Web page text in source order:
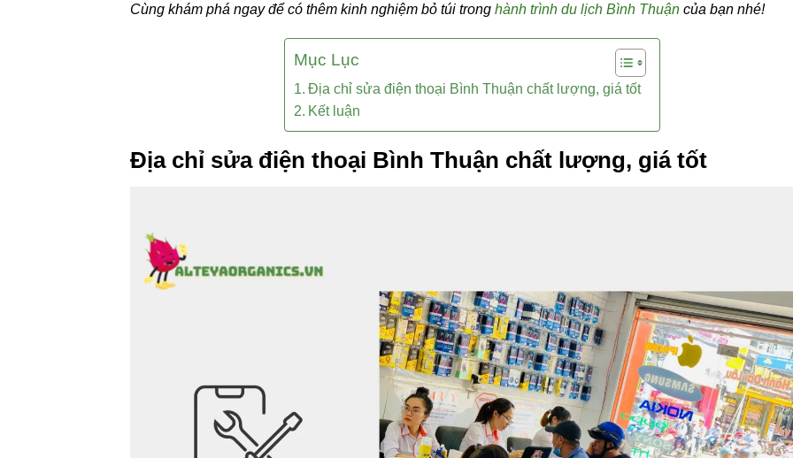
Cùng khám phá ngay để có thêm kinh nghiệm bỏ túi trong hành trình du lịch Bình Thuận của bạn nhé!
Mục Lục
Địa chỉ sửa điện thoại Bình Thuận chất lượng, giá tốt
Kết luận
Địa chỉ sửa điện thoại Bình Thuận chất lượng, giá tốt